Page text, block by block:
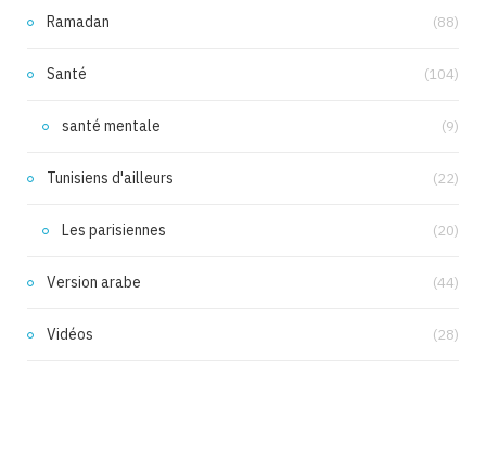
Ramadan (88)
Santé (104)
santé mentale (9)
Tunisiens d'ailleurs (22)
Les parisiennes (20)
Version arabe (44)
Vidéos (28)